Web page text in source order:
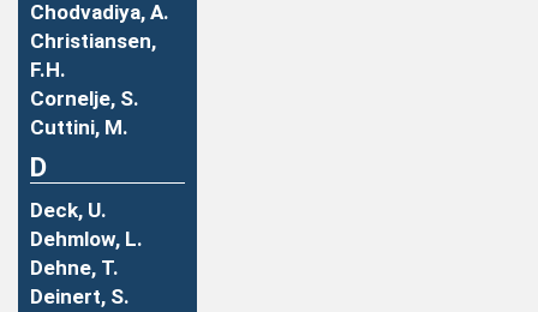
Chodvadiya, A.
Christiansen,
F.H.
Cornelje, S.
Cuttini, M.
D
Deck, U.
Dehmlow, L.
Dehne, T.
Deinert, S.